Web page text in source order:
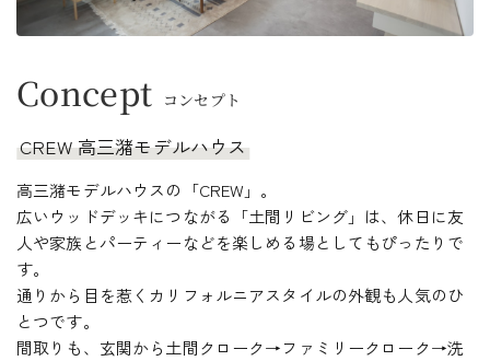
Concept コンセプト
CREW 高三潴モデルハウス
高三潴モデルハウスの「CREW」。
広いウッドデッキにつながる「土間リビング」は、休日に友
人や家族とパーティーなどを楽しめる場としてもぴったりで
す。
通りから目を惹くカリフォルニアスタイルの外観も人気のひ
とつです。
間取りも、玄関から土間クローク→ファミリークローク→洗